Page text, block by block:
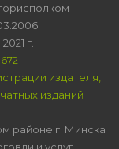
г.
издателя,
изданий
районе г. Минска